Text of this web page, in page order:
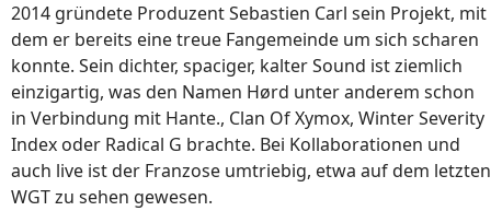
2014 gründete Produzent Sebastien Carl sein Projekt, mit
dem er bereits eine treue Fangemeinde um sich scharen
konnte. Sein dichter, spaciger, kalter Sound ist ziemlich
einzigartig, was den Namen Hørd unter anderem schon
in Verbindung mit Hante., Clan Of Xymox, Winter Severity
Index oder Radical G brachte. Bei Kollaborationen und
auch live ist der Franzose umtriebig, etwa auf dem letzten
WGT zu sehen gewesen.